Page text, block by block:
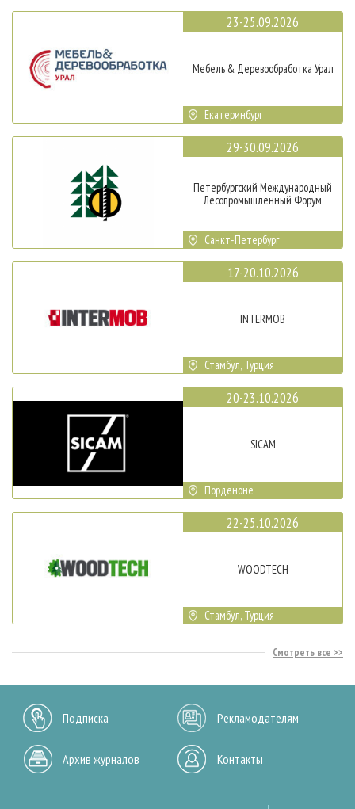
23-25.09.2026
Мебель & Деревообработка Урал
Екатеринбург
29-30.09.2026
Петербургский Международный
Лесопромышленный Форум
Санкт-Петербург
17-20.10.2026
INTERMOB
Стамбул, Турция
20-23.10.2026
SICAM
Порденоне
22-25.10.2026
WOODTECH
Стамбул, Турция
Смотреть все
Подписка Рекламодателям
Архив журналов Контакты